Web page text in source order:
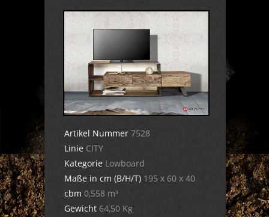
Artikel Nummer 7528
Linie CITY
Kategorie Lowboard
Maße in cm (B/H/T) 195 x 60 x 40
cbm 0,558 m³
Gewicht 64,50 Kg